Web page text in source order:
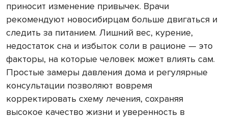
приносит изменение привычек. Врачи
рекомендуют новосибирцам больше двигаться и
следить за питанием. Лишний вес, курение,
недостаток сна и избыток соли в рационе — это
факторы, на которые человек может влиять сам.
Простые замеры давления дома и регулярные
консультации позволяют вовремя
корректировать схему лечения, сохраняя
высокое качество жизни и уверенность в